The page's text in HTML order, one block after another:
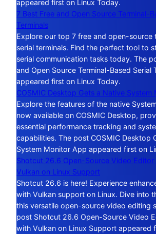
appeared first on Linux Today.
7 Best Free and Open Source Terminal-
Terminals
Explore our top 7 free and open-source
serial terminals. Find the perfect tool to
serial communication tasks today. The
and Open Source Terminal-Based Serial
appeared first on Linux Today.
COSMIC Desktop Gets a Native System
Explore the features of the native
now available on COSMIC Desktop,
essential performance tracking and
capabilities. The post COSMIC Desktop
System Monitor App appeared first on
Shotcut 26.6 Open-Source Video Editor
Vulkan on Linux Support
Shotcut 26.6 is here! Experience
with Vulkan support on Linux. Dive into
this versatile open-source video editing
post Shotcut 26.6 Open-Source Video
with Vulkan on Linux Support appeared